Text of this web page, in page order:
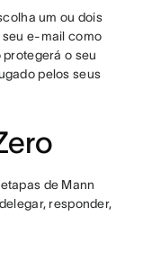
um ou dois
seu e-mail como
protegerá o seu
pelos seus
de Mann
responder,